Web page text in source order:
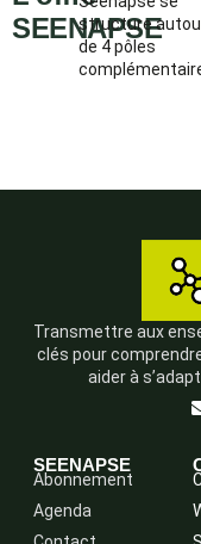
SEENAPSE
structure
de 4 pôles
Transmettre aux
clés pour
aider à
SEENAPSE
Abonnement
Agenda